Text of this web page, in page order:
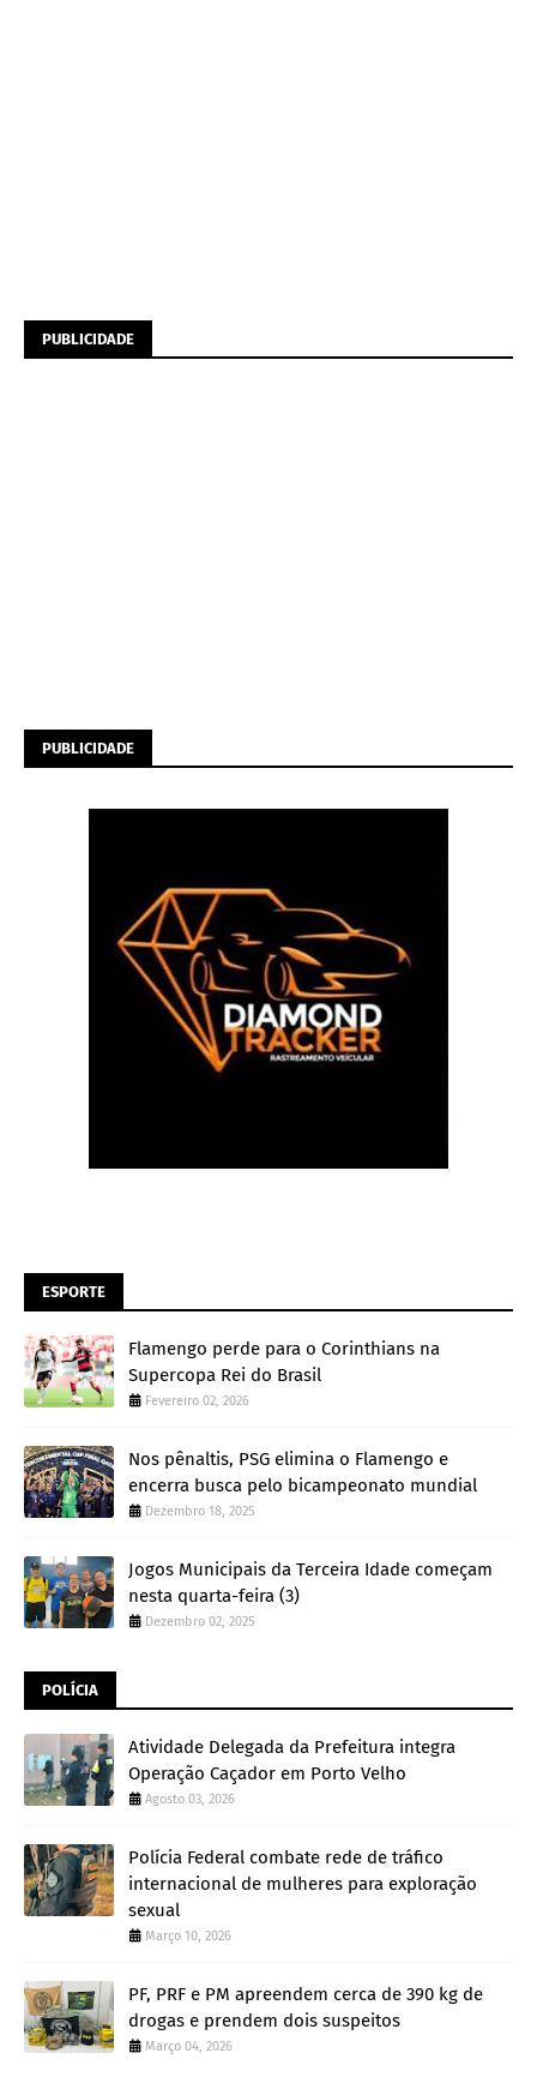
PUBLICIDADE
PUBLICIDADE
ESPORTE
Flamengo perde para o Corinthians na
Supercopa Rei do Brasil
Fevereiro 02, 2026
Nos pênaltis, PSG elimina o Flamengo e
encerra busca pelo bicampeonato mundial
Dezembro 18, 2025
Jogos Municipais da Terceira Idade começam
nesta quarta-feira (3)
Dezembro 02, 2025
POLÍCIA
Atividade Delegada da Prefeitura integra
Operação Caçador em Porto Velho
Agosto 03, 2026
Polícia Federal combate rede de tráfico
internacional de mulheres para exploração
sexual
Março 10, 2026
PF, PRF e PM apreendem cerca de 390 kg de
drogas e prendem dois suspeitos
Março 04, 2026